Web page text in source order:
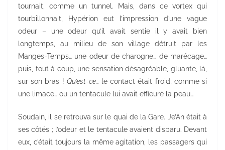
tournait, comme un tunnel. Mais, dans ce vortex qui
tourbillonnait, Hypérion eut l’impression d’une vague
odeur – une odeur qu’il avait sentie il y avait bien
longtemps, au milieu de son village détruit par les
Manges-Temps… une odeur de charogne… de marécage…
puis, tout à coup, une sensation désagréable, gluante, là,
sur son bras ! Qu’est-ce… le contact était froid, comme si
une limace… ou un tentacule lui avait effleuré la peau…
Soudain, il se retrouva sur le quai de la Gare. Je’An était à
ses côtés ; l’odeur et le tentacule avaient disparu. Devant
eux, c’était toujours la même agitation, les passagers qui